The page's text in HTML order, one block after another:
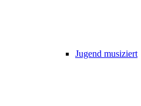
Jugend musiziert